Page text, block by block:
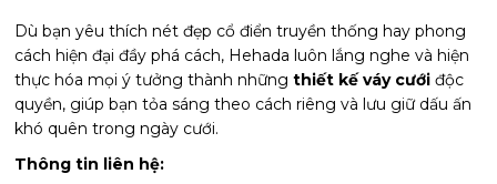
Dù bạn yêu thích nét đẹp cổ điển truyền thống hay phong
cách hiện đại đầy phá cách, Hehada luôn lắng nghe và hiện
thực hóa mọi ý tưởng thành nhữngthiết kế váy cưới độc
quyền, giúp bạn tỏa sáng theo cách riêng và lưu giữ dấu ấn
khó quên trong ngày cưới.
Thông tin liên hệ: